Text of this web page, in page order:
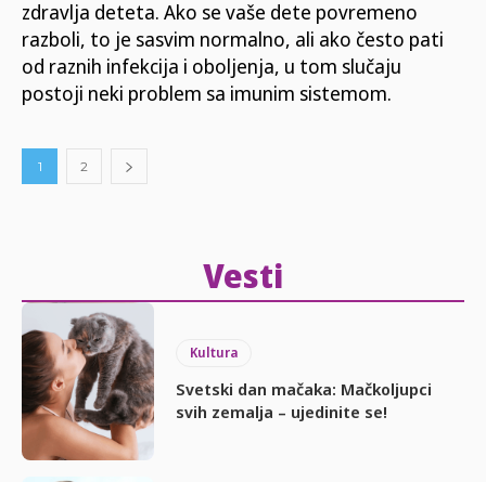
zdravlja deteta. Ako se vaše dete povremeno
razboli, to je sasvim normalno, ali ako često pati
od raznih infekcija i oboljenja, u tom slučaju
postoji neki problem sa imunim sistemom.
1 2
Vesti
Kultura
Svetski dan mačaka: Mačkoljupci
svih zemalja – ujedinite se!